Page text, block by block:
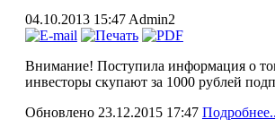
04.10.2013 15:47 Admin2
Внимание! Поступила информация о
инвесторы скупают за 1000 рублей
Обновлено 23.12.2015 17:47